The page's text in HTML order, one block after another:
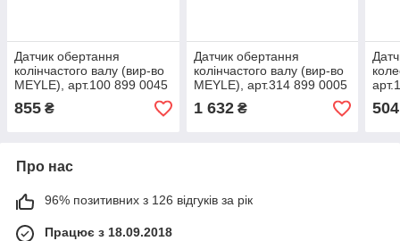
Датчик обертання
колінчастого валу (вир-во
MEYLE), арт.100 899 0045
855 ₴
Датчик обертання
колінчастого валу (вир-во
MEYLE), арт.314 899 0005
1 632₴ 504
Про нас
96% позитивних з 126 відгуків за рік
Працює з 18.09.2018